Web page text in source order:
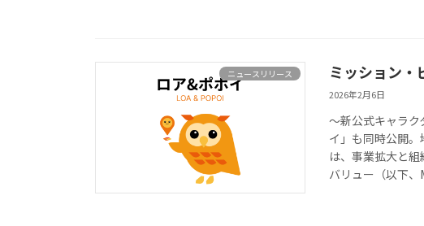
ニュースリリース ミッション・
2026年2月6日
〜新公式キャラ
イ」も同時公開
は、事業拡大と
バリュー（以下